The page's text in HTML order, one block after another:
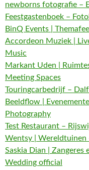
newborns fotografie –
Feestgastenboek –
BinQ Events |
Accordeon Muziek |
Music
Markant Uden |
Meeting Spaces
Touringcarbedrijf –
Beeldflow |
Photography
Test Restaurant –
Wentsy | Wereldtuinen
Saskia Dian | Zangeres
Wedding official